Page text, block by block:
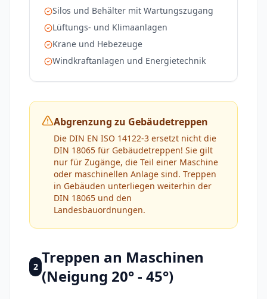
Silos und Behälter mit Wartungszugang
Lüftungs- und Klimaanlagen
Krane und Hebezeuge
Windkraftanlagen und Energietechnik
Abgrenzung zu Gebäudetreppen
Die DIN EN ISO 14122-3 ersetzt nicht die
DIN 18065 für Gebäudetreppen! Sie gilt
nur für Zugänge, die Teil einer Maschine
oder maschinellen Anlage sind. Treppen
in Gebäuden unterliegen weiterhin der
DIN 18065 und den
Landesbauordnungen.
2 Treppen an Maschinen
(Neigung 20° - 45°)